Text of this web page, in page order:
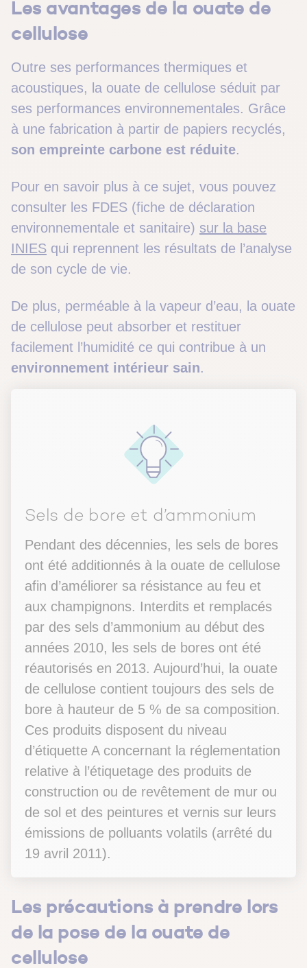
Les avantages de la ouate de
cellulose
Outre ses performances thermiques et
acoustiques, la ouate de cellulose séduit par
ses performances environnementales. Grâce
à une fabrication à partir de papiers recyclés,
son empreinte carbone est réduite.
Pour en savoir plus à ce sujet, vous pouvez
consulter les FDES (fiche de déclaration
environnementale et sanitaire) sur la base
INIES qui reprennent les résultats de l’analyse
de son cycle de vie.
De plus, perméable à la vapeur d’eau, la ouate
de cellulose peut absorber et restituer
facilement l’humidité ce qui contribue à un
environnement intérieur sain.
Sels de bore et d’ammonium
Pendant des décennies, les sels de bores
ont été additionnés à la ouate de cellulose
afin d’améliorer sa résistance au feu et
aux champignons. Interdits et remplacés
par des sels d’ammonium au début des
années 2010, les sels de bores ont été
réautorisés en 2013. Aujourd’hui, la ouate
de cellulose contient toujours des sels de
bore à hauteur de 5 % de sa composition.
Ces produits disposent du niveau
d’étiquette A concernant la réglementation
relative à l’étiquetage des produits de
construction ou de revêtement de mur ou
de sol et des peintures et vernis sur leurs
émissions de polluants volatils (arrêté du
19 avril 2011).
Les précautions à prendre lors
de la pose de la ouate de
cellulose